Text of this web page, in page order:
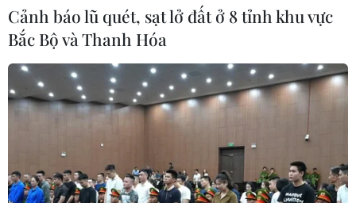
nách nướng riềng mẻ
07/04/2016 03:52
Nếu có dịp lên Hòa Bình thưởng thức món lợn Mường
nướng riềng, mẻ trong không khí của núi rừng Tây Bắc
và nhâm nhi cùng chén rượu men lá thì quả là không gì
Cảnh báo lũ quét, sạt lở đất ở 8 tỉnh khu vực
Bắc Bộ và Thanh Hóa